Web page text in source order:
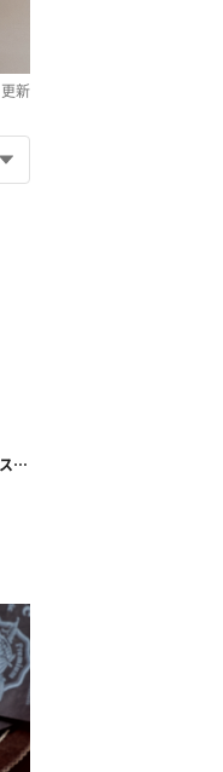
更新